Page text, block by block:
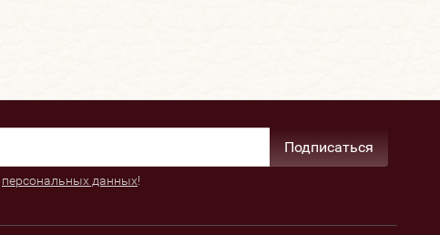
Подписаться
персональных данных!